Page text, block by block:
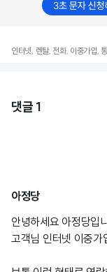
인터넷, 렌탈, 전화, 이중가입,
댓글 1
아정당
안녕하세요 아정당입
고객님 인터넷 이중가